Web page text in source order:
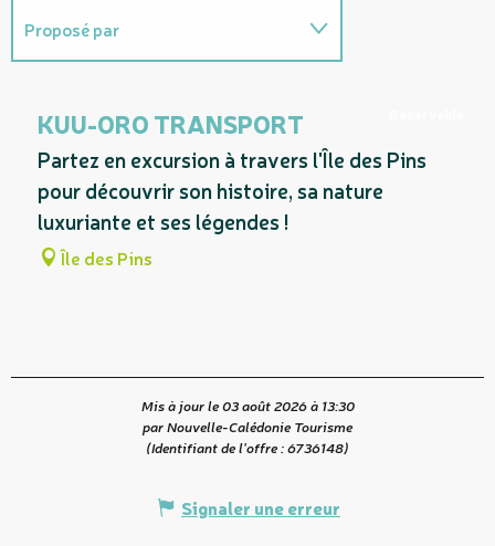
Proposé par
KUU-ORO TRANSPORT
Partez en excursion à travers l'Île des Pins
pour découvrir son histoire, sa nature
luxuriante et ses légendes !
Île des Pins
Mis à jour le 03 août 2026 à 13:30
par Nouvelle-Calédonie Tourisme
(Identifiant de l'offre :6736148)
Signaler une erreur